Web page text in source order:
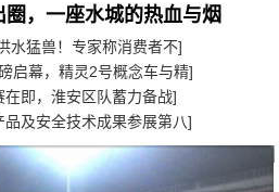
，一座水城的热血与烟
水猛兽！专家称消费者不]
启幕，精灵2号概念车与精]
在即，淮安区队蓄力备战]
及安全技术成果参展第八]